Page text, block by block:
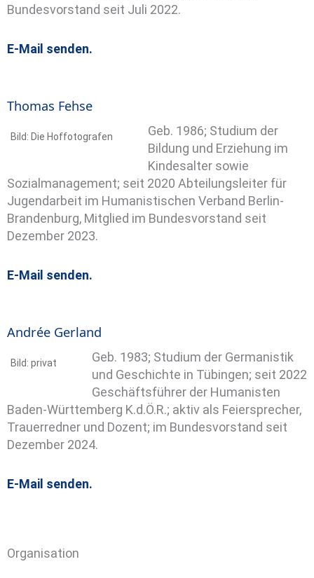
Organisation
Bundesvorstand seit Juli 2022.
E-Mail senden.
Thomas Fehse
Bild: Die Hoffotografen
Geb. 1986; Studium der
Bildung und Erziehung im
Kindesalter sowie
Sozialmanagement; seit 2020 Abteilungsleiter für
Jugendarbeit im Humanistischen Verband Berlin-
Brandenburg, Mitglied im Bundesvorstand seit
Dezember 2023.
E-Mail senden.
Andrée Gerland
Bild: privat
Geb. 1983; Studium der Germanistik
und Geschichte in Tübingen; seit 2022
Geschäftsführer der Humanisten
Baden-Württemberg K.d.Ö.R.; aktiv als Feiersprecher,
Trauerredner und Dozent; im Bundesvorstand seit
Dezember 2024.
E-Mail senden.